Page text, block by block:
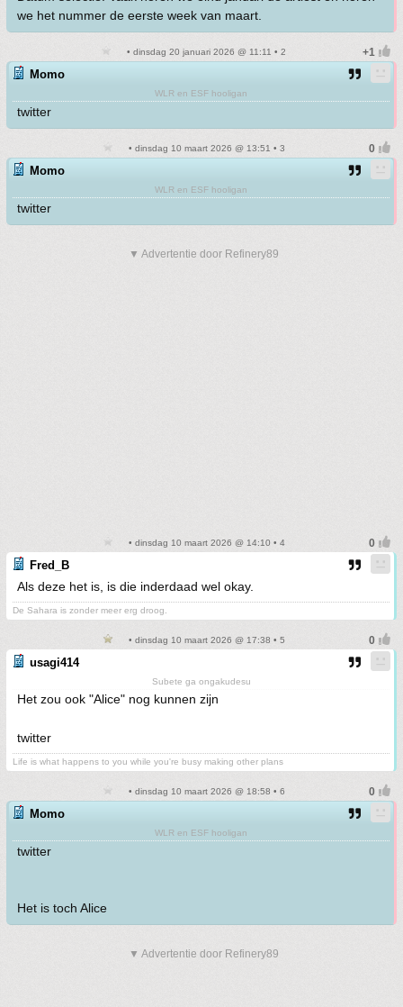
we het nummer de eerste week van maart.
• dinsdag 20 januari 2026 @ 11:11 • 2
Momo
WLR en ESF hooligan
twitter
• dinsdag 10 maart 2026 @ 13:51 • 3
Momo
WLR en ESF hooligan
twitter
▼ Advertentie door Refinery89
• dinsdag 10 maart 2026 @ 14:10 • 4
Fred_B
Als deze het is, is die inderdaad wel okay.
De Sahara is zonder meer erg droog.
• dinsdag 10 maart 2026 @ 17:38 • 5
usagi414
Subete ga ongakudesu
Het zou ook "Alice" nog kunnen zijn
twitter
Life is what happens to you while you're busy making other plans
• dinsdag 10 maart 2026 @ 18:58 • 6
Momo
WLR en ESF hooligan
twitter
Het is toch Alice
▼ Advertentie door Refinery89